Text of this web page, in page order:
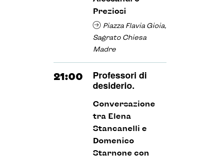
Preziosi
Piazza Flavia Gioia,
Sagrato Chiesa
Madre
21:00
Professori di
desiderio.
Conversazione
tra Elena
Stancanelli e
Domenico
Starnone con